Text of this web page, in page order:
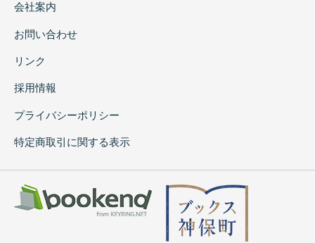
会社案内
お問い合わせ
リンク
採用情報
プライバシーポリシー
特定商取引に関する表示